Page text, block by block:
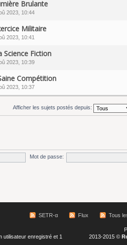
Brulante
2023, 10:44
Militaire
2023, 10:41
Science Fiction
2023, 10:39
Compétition
2023, 10:37
Afficher les sujets postés depuis:
Mot de passe:
SETR-α Flux Tous
utilisateur enregistré et 1
2013-2015 ©